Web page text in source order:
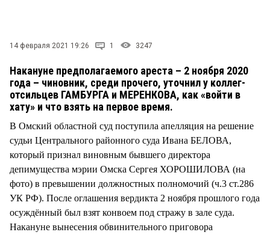
14 февраля 2021 19:26 1 3247
Накануне предполагаемого ареста – 2 ноября 2020
года – чиновник, среди прочего, уточнил у коллег-
отсильцев ГАМБУРГА и МЕРЕНКОВА, как «войти в
хату» и что взять на первое время.
В Омский областной суд поступила апелляция на решение
судьи Центрального районного суда Ивана БЕЛОВА,
который признал виновным бывшего директора
депимущества мэрии Омска Сергея ХОРОШИЛОВА (на
фото) в превышении должностных полномочий (ч.3 ст.286
УК РФ). После оглашения вердикта 2 ноября прошлого года
осуждённый был взят конвоем под стражу в зале суда.
Накануне вынесения обвинительного приговора